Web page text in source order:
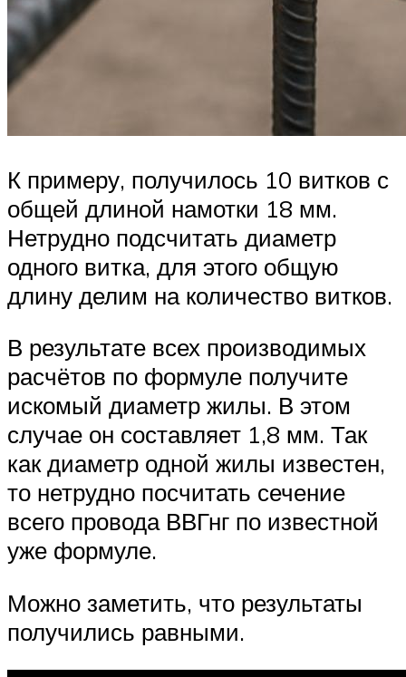
К примеру, получилось 10 витков с
общей длиной намотки 18 мм.
Нетрудно подсчитать диаметр
одного витка, для этого общую
длину делим на количество витков.
В результате всех производимых
расчётов по формуле получите
искомый диаметр жилы. В этом
случае он составляет 1,8 мм. Так
как диаметр одной жилы известен,
то нетрудно посчитать сечение
всего провода ВВГнг по известной
уже формуле.
Можно заметить, что результаты
получились равными.